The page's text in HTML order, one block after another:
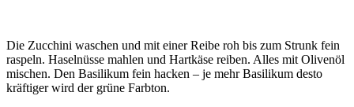
Die Zucchini waschen und mit einer Reibe roh bis zum Strunk fein
raspeln. Haselnüsse mahlen und Hartkäse reiben. Alles mit Olivenöl
mischen. Den Basilikum fein hacken – je mehr Basilikum desto
kräftiger wird der grüne Farbton.